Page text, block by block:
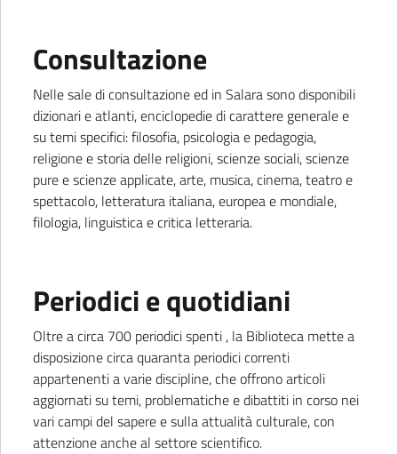
Consultazione
Nelle sale di consultazione ed in Salara sono disponibili
dizionari e atlanti, enciclopedie di carattere generale e
su temi specifici: filosofia, psicologia e pedagogia,
religione e storia delle religioni, scienze sociali, scienze
pure e scienze applicate, arte, musica, cinema, teatro e
spettacolo, letteratura italiana, europea e mondiale,
filologia, linguistica e critica letteraria.
Periodici e quotidiani
Oltre a circa 700 periodici spenti , la Biblioteca mette a
disposizione circa quaranta periodici correnti
appartenenti a varie discipline, che offrono articoli
aggiornati su temi, problematiche e dibattiti in corso nei
vari campi del sapere e sulla attualità culturale, con
attenzione anche al settore scientifico.